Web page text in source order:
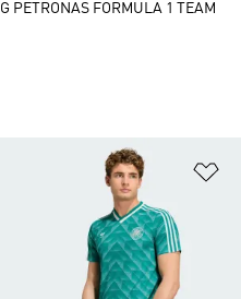
a la lista de deseos
PETRONAS FORMULA 1 TEAM